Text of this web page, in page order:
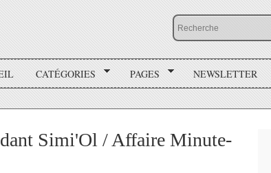
CATÉGORIES PAGES NEWSLETTER
Simi'Ol / Affaire Minute-